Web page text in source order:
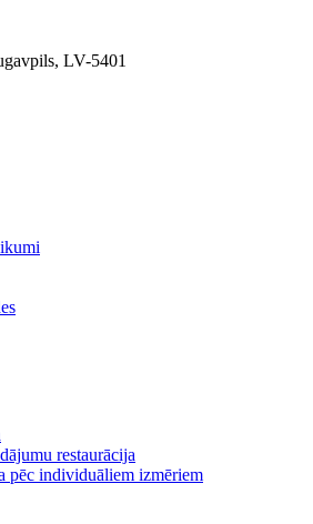
LV-5401
restaurācija
pēc individuāliem izmēriem